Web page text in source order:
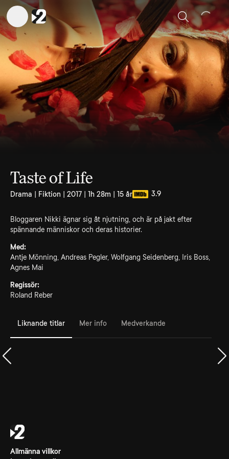
Sök
Taste of Life
Drama | Fiktion | 2017 | 1h 28m | 15 år 3.9
Bloggaren Nikki ägnar sig åt njutning, och är på jakt efter
spännande människor och deras historier.
Med:
Antje Mönning, Andreas Pegler, Wolfgang Seidenberg, Iris Boss,
Agnes Mai
Regissör:
Roland Reber
Liknande titlar Mer info Medverkande
Allmänna villkor